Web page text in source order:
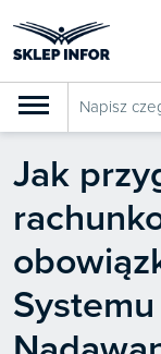
Klasyfikacja
Szkolenia
Abonamenty
KSeF
Dziennik Gazeta
Jak